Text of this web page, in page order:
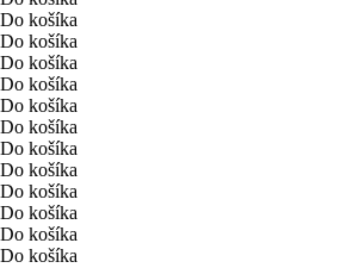
Do košíka
Do košíka
Do košíka
Do košíka
Do košíka
Do košíka
Do košíka
Do košíka
Do košíka
Do košíka
Do košíka
Do košíka